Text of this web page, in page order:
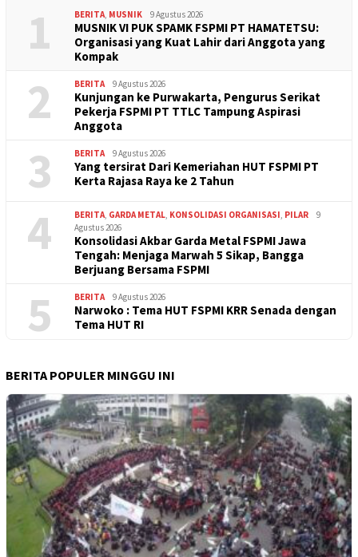
1 BERITA MUSNIK 9 Agustus 2026
MUSNIK VI PUK SPAMK FSPMI PT HAMATETSU:
Organisasi yang Kuat Lahir dari Anggota yang
Kompak
2 BERITA 9 Agustus 2026
Kunjungan ke Purwakarta, Pengurus Serikat
Pekerja FSPMI PT TTLC Tampung Aspirasi
Anggota
3 BERITA 9 Agustus 2026
Yang tersirat Dari Kemeriahan HUT FSPMI PT
Kerta Rajasa Raya ke 2 Tahun
4 BERITA GARDA METAL KONSOLIDASI ORGANISASI PILAR
9
Agustus 2026
Konsolidasi Akbar Garda Metal FSPMI Jawa
Tengah: Menjaga Marwah 5 Sikap, Bangga
Berjuang Bersama FSPMI
5 BERITA 9 Agustus 2026
Narwoko : Tema HUT FSPMI KRR Senada dengan
Tema HUT RI
BERITA POPULER MINGGU INI